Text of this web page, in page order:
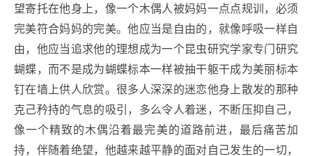
望寄托在他身上，像一个木偶人被妈妈一点点规训，必须
完美符合妈妈的完美。他应当是自由的，就像呼吸一样自
由，他应当追求他的理想成为一个昆虫研究学家专门研究
蝴蝶，而不是成为蝴蝶标本一样被抽干躯干成为美丽标本
钉在墙上供人欣赏。很多人深深的迷恋他身上散发的那种
克己矜持的气息的吸引，多么令人着迷，不断压抑自己，
像一个精致的木偶沿着最完美的道路前进，最后痛苦加
持，伴随着绝望，他越来越平静的面对自己发生的一切，